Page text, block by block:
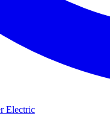
Electric